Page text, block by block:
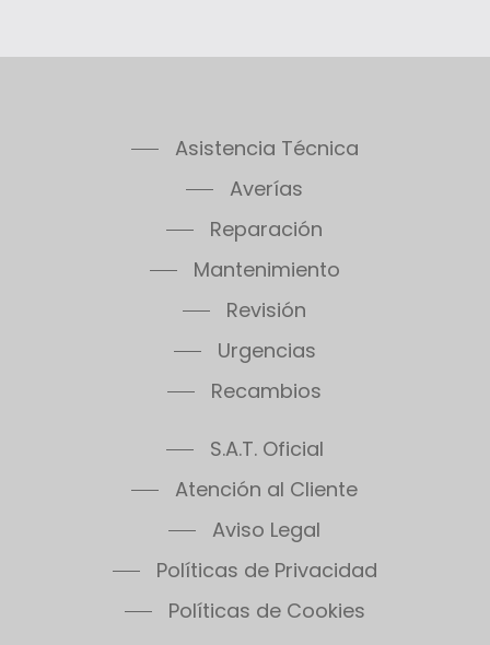
Asistencia Técnica
Averías
Reparación
Mantenimiento
Revisión
Urgencias
Recambios
S.A.T. Oficial
Atención al Cliente
Aviso Legal
Políticas de Privacidad
Políticas de Cookies